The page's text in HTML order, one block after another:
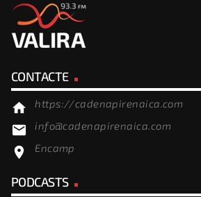
CONTACTE
home https://cadenapirenaica.com
email info@cadenapirenaica.com
location_on Encamp
PODCASTS